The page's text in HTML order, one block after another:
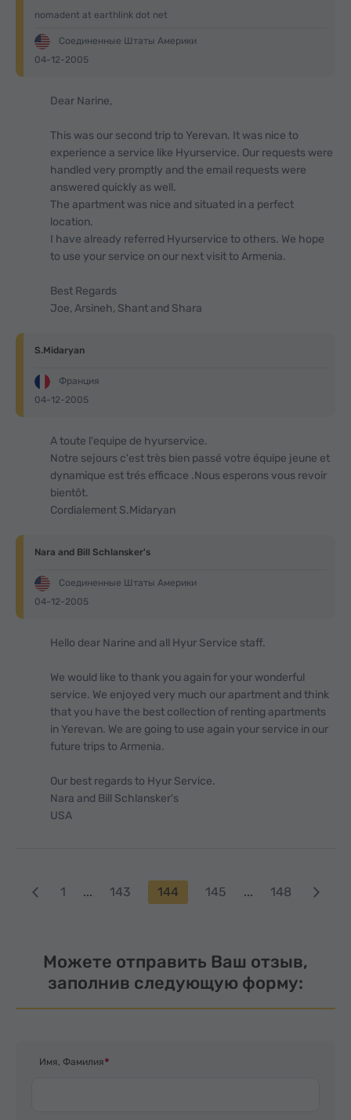
nomadent at earthlink dot net
Соединенные Штаты Америки
04-12-2005
Dear Narine,
This was our second trip to Yerevan. It was nice to
experience a service like Hyurservice. Our requests were
handled very promptly and the email requests were
answered quickly as well.
The apartment was nice and situated in a perfect
location.
I have already referred Hyurservice to others. We hope
to use your service on our next visit to Armenia.
Best Regards
Joe, Arsineh, Shant and Shara
S.Midaryan
Франция
04-12-2005
A toute l'equipe de hyurservice.
Notre sejours c'est très bien passé votre équipe jeune et
dynamique est trés efficace .Nous esperons vous revoir
bientôt.
Cordialement S.Midaryan
Nara and Bill Schlansker's
Соединенные Штаты Америки
04-12-2005
Hello dear Narine and all Hyur Service staff.
We would like to thank you again for your wonderful
service. We enjoyed very much our apartment and think
that you have the best collection of renting apartments
in Yerevan. We are going to use again your service in our
future trips to Armenia.
Our best regards to Hyur Service.
Nara and Bill Schlansker's
USA
1 ... 143 144 145 ... 148
Можете отправить Ваш отзыв,
заполнив следующую форму:
Имя, Фамилия